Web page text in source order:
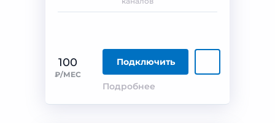
100
₽/МЕС
Подключить
Подробнее